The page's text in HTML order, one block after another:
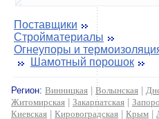
Поставщики
Стройматериалы
Огнеупоры и
Шамотный порошок
Регион: Винницкая Волынская
Житомирская
Закарпатская
Киевская
Кировоградская Крым